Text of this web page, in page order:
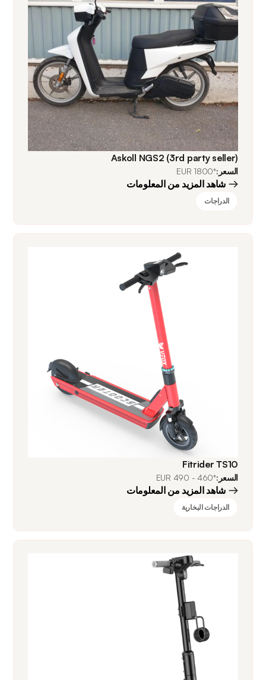
Askoll NGS2 (3rd party seller)
السعر:*1800 EUR
شاهد المزيد من المعلومات
الدراجات
Fitrider TS10
السعر:*460 - 490 EUR
شاهد المزيد من المعلومات
الدراجات البخارية